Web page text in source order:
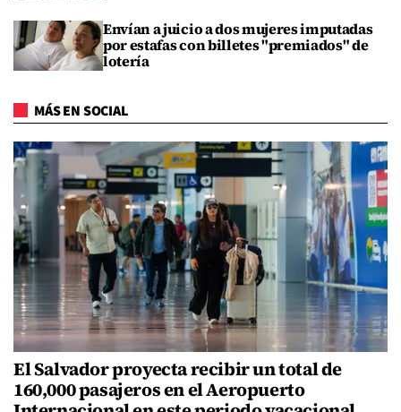
Envían a juicio a dos mujeres imputadas
por estafas con billetes "premiados" de
lotería
MÁS EN SOCIAL
El Salvador proyecta recibir un total de
160,000 pasajeros en el Aeropuerto